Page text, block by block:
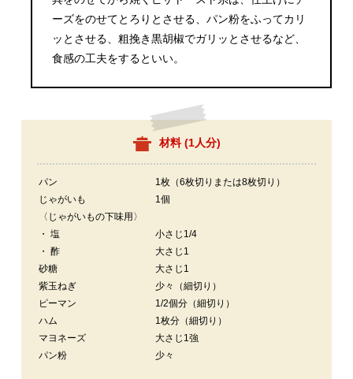
ーズをのせてとろりとさせる、パン粉をふってカリ
ッとさせる、粗挽き黒胡椒でガリッとさせるなど、
食感の工夫をするといい。
材料 (1人分)
パン
1枚（6枚切りまたは8枚切り）
じゃがいも
1個
〈じゃがいもの下味用〉
・ 塩
小さじ1/4
・ 酢
大さじ1
砂糖
大さじ1
紫玉ねぎ
少々（細切り）
ピーマン
1/2個分（細切り）
ハム
1枚分（細切り）
マヨネーズ
大さじ1強
パン粉
少々